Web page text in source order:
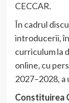
CECCAR.
În cadrul
introducerii,
curriculum la
online, cu
2027–2028, a
Constituirea